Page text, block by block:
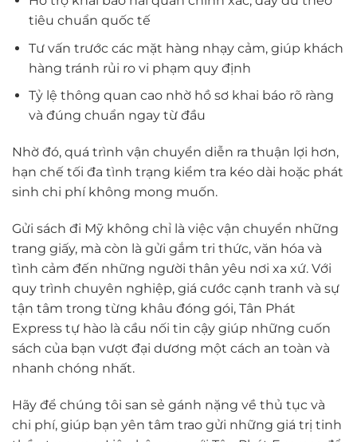
tiêu chuẩn quốc tế
Tư vấn trước các mặt hàng nhạy cảm, giúp khách
hàng tránh rủi ro vi phạm quy định
Tỷ lệ thông quan cao nhờ hồ sơ khai báo rõ ràng
và đúng chuẩn ngay từ đầu
Nhờ đó, quá trình vận chuyển diễn ra thuận lợi hơn,
hạn chế tối đa tình trạng kiểm tra kéo dài hoặc phát
sinh chi phí không mong muốn.
Gửi sách đi Mỹ không chỉ là việc vận chuyển những
trang giấy, mà còn là gửi gắm tri thức, văn hóa và
tình cảm đến những người thân yêu nơi xa xứ. Với
quy trình chuyên nghiệp, giá cước cạnh tranh và sự
tận tâm trong từng khâu đóng gói, Tân Phát
Express tự hào là cầu nối tin cậy giúp những cuốn
sách của bạn vượt đại dương một cách an toàn và
nhanh chóng nhất.
Hãy để chúng tôi san sẻ gánh nặng về thủ tục và
chi phí, giúp bạn yên tâm trao gửi những giá trị tinh